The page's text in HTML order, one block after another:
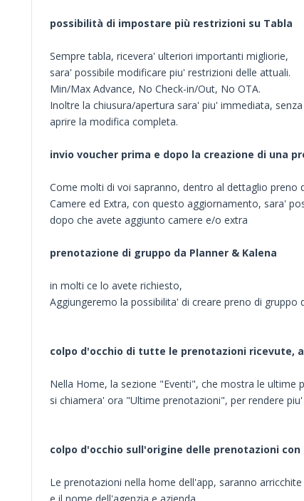
possibilità di impostare più restrizioni su Tabla
Sempre tabla, ricevera' ulteriori importanti migliorie,
sara' possibile modificare piu' restrizioni delle attuali.
Min/Max Advance, No Check-in/Out, No OTA.
Inoltre la chiusura/apertura sara' piu' immediata,
aprire la modifica completa.
invio voucher prima e dopo la creazione di una
Come molti di voi sapranno, dentro al dettaglio preno
Camere ed Extra, con questo aggiornamento, sara'
dopo che avete aggiunto camere e/o extra
prenotazione di gruppo da Planner & Kalena
in molti ce lo avete richiesto,
Aggiungeremo la possibilita' di creare preno di gruppo
colpo d'occhio di tutte le prenotazioni ricevute,
Nella Home, la sezione "Eventi", che mostra le
si chiamera' ora "Ultime prenotazioni", per rendere
colpo d'occhio sull'origine delle prenotazioni
Le prenotazioni nella home dell'app, saranno